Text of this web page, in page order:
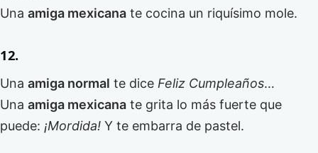
Una amiga mexicana te cocina un riquísimo mole.
12.
Una amiga normal te dice Feliz Cumpleaños…
Una amiga mexicana te grita lo más fuerte que
puede: ¡Mordida! Y te embarra de pastel.